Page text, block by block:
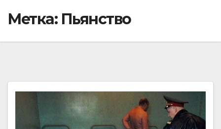
Метка: Пьянство